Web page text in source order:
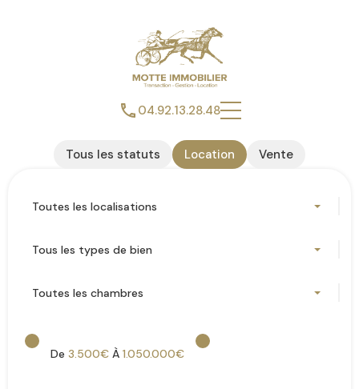
04.92.13.28.48
Tous les statuts Location Vente
Toutes les localisations
Tous les types de bien
Toutes les chambres
De 3.500€ À 1.050.000€